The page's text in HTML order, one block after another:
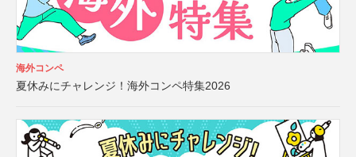
海外コンペ
夏休みにチャレンジ！海外コンペ特集2026